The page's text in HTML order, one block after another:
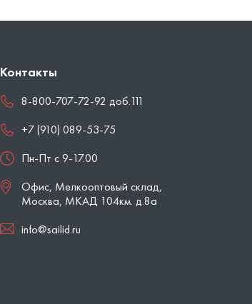
Контакты
8-800-707-72-92 доб.111
+7 (910) 089-53-75
Пн-Пт с 9-17.00
Офис, Мелкооптовый склад,
Москва, МКАД 104км. д.8а
info@sailid.ru